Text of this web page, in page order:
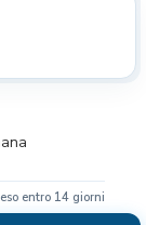
entro 14 giorni